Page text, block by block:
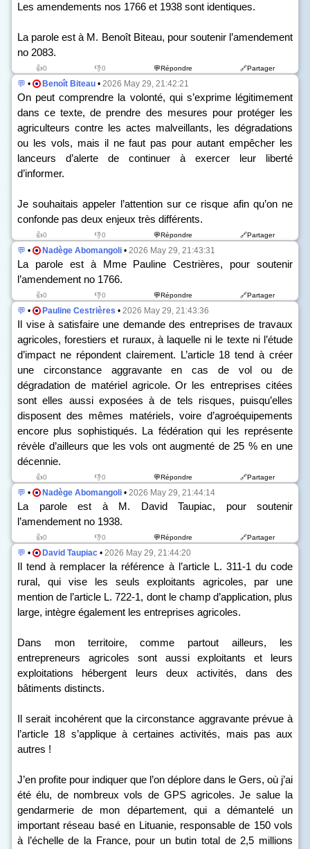
Les amendements nos 1766 et 1938 sont identiques.
La parole est à M. Benoît Biteau, pour soutenir l’amendement
no 2083.
👍0 👎0 💬Répondre 🔗Partager
💬 • Benoît Biteau • 2026 May 29, 21:42:21
On peut comprendre la volonté, qui s’exprime légitimement
dans ce texte, de prendre des mesures pour protéger les
agriculteurs contre les actes malveillants, les dégradations
ou les vols, mais il ne faut pas pour autant empêcher les
lanceurs d’alerte de continuer à exercer leur liberté
d’informer.
Je souhaitais appeler l’attention sur ce risque afin qu’on ne
confonde pas deux enjeux très différents.
👍0 👎0 💬Répondre 🔗Partager
💬 • Nadège Abomangoli • 2026 May 29, 21:43:31
La parole est à Mme Pauline Cestrières, pour soutenir
l’amendement no 1766.
👍0 👎0 💬Répondre 🔗Partager
💬 • Pauline Cestrières • 2026 May 29, 21:43:36
Il vise à satisfaire une demande des entreprises de travaux
agricoles, forestiers et ruraux, à laquelle ni le texte ni l’étude
d’impact ne répondent clairement. L’article 18 tend à créer
une circonstance aggravante en cas de vol ou de
dégradation de matériel agricole. Or les entreprises citées
sont elles aussi exposées à de tels risques, puisqu’elles
disposent des mêmes matériels, voire d’agroéquipements
encore plus sophistiqués. La fédération qui les représente
révèle d’ailleurs que les vols ont augmenté de 25 % en une
décennie.
👍0 👎0 💬Répondre 🔗Partager
💬 • Nadège Abomangoli • 2026 May 29, 21:44:14
La parole est à M. David Taupiac, pour soutenir
l’amendement no 1938.
👍0 👎0 💬Répondre 🔗Partager
💬 • David Taupiac • 2026 May 29, 21:44:20
Il tend à remplacer la référence à l’article L. 311-1 du code
rural, qui vise les seuls exploitants agricoles, par une
mention de l’article L. 722-1, dont le champ d’application, plus
large, intègre également les entreprises agricoles.
Dans mon territoire, comme partout ailleurs, les
entrepreneurs agricoles sont aussi exploitants et leurs
exploitations hébergent leurs deux activités, dans des
bâtiments distincts.
Il serait incohérent que la circonstance aggravante prévue à
l’article 18 s’applique à certaines activités, mais pas aux
autres !
J’en profite pour indiquer que l’on déplore dans le Gers, où j’ai
été élu, de nombreux vols de GPS agricoles. Je salue la
gendarmerie de mon département, qui a démantelé un
important réseau basé en Lituanie, responsable de 150 vols
à l’échelle de la France, pour un butin total de 2,5 millions